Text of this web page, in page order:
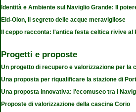
Identità e Ambiente sul Naviglio Grande: Il
Eid-Olon, il segreto delle acque meravigliose
Il ceppo racconta: l'antica festa celtica rivive al
Progetti e proposte
Un progetto di recupero e valorizzazione per la
Una proposta per riqualificare la stazione di
Una proposta innovativa: l'ecomuseo tra i
Proposte di valorizzazione della cascina Corio